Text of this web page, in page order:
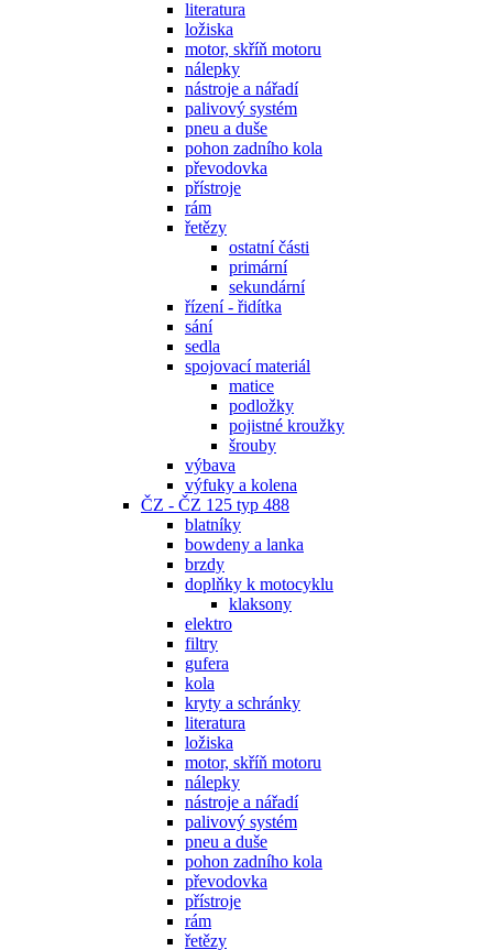
literatura
ložiska
motor, skříň motoru
nálepky
nástroje a nářadí
palivový systém
pneu a duše
pohon zadního kola
převodovka
přístroje
rám
řetězy
ostatní části
primární
sekundární
řízení - řidítka
sání
sedla
spojovací materiál
matice
podložky
pojistné kroužky
šrouby
výbava
výfuky a kolena
ČZ - ČZ 125 typ 488
blatníky
bowdeny a lanka
brzdy
doplňky k motocyklu
klaksony
elektro
filtry
gufera
kola
kryty a schránky
literatura
ložiska
motor, skříň motoru
nálepky
nástroje a nářadí
palivový systém
pneu a duše
pohon zadního kola
převodovka
přístroje
rám
řetězy